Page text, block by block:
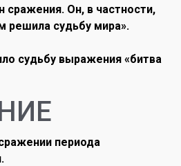
сражения. Он, в частности,
решила судьбу мира».
судьбу выражения «битва
периода